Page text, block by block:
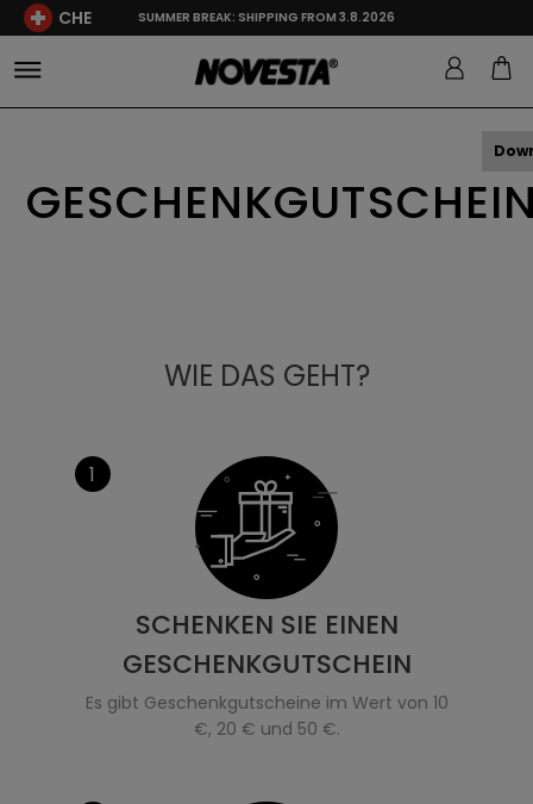
CHE SUMMER BREAK: SHIPPING FROM 3.8.2026
WIE DAS GEHT?
1
SCHENKEN SIE EINEN
GESCHENKGUTSCHEIN
Es gibt Geschenkgutscheine im Wert von 10
€, 20 € und 50 €.